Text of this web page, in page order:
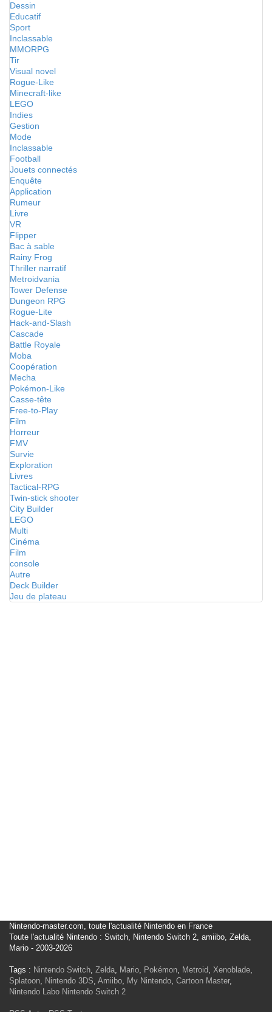
Dessin
Educatif
Sport
Inclassable
MMORPG
Tir
Visual novel
Rogue-Like
Minecraft-like
LEGO
Indies
Gestion
Mode
Inclassable
Football
Jouets connectés
Enquête
Application
Rumeur
Livre
VR
Flipper
Bac à sable
Rainy Frog
Thriller narratif
Metroidvania
Tower Defense
Dungeon RPG
Rogue-Lite
Hack-and-Slash
Cascade
Battle Royale
Moba
Coopération
Mecha
Pokémon-Like
Casse-tête
Free-to-Play
Film
Horreur
FMV
Survie
Exploration
Livres
Tactical-RPG
Twin-stick shooter
City Builder
LEGO
Multi
Cinéma
Film
console
Autre
Deck Builder
Jeu de plateau
Nintendo-master.com, toute l'actualité Nintendo en France
Toute l'actualité Nintendo : Switch, Nintendo Switch 2, amiibo, Zelda,
Mario - 2003-2026
Tags : Nintendo Switch, Zelda, Mario, Pokémon, Metroid, Xenoblade,
Splatoon, Nintendo 3DS, Amiibo, My Nintendo, Cartoon Master,
Nintendo Labo Nintendo Switch 2